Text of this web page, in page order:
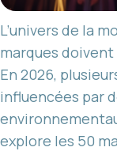
L’univers de la
marques
En 2026,
influencées par
explore les 50